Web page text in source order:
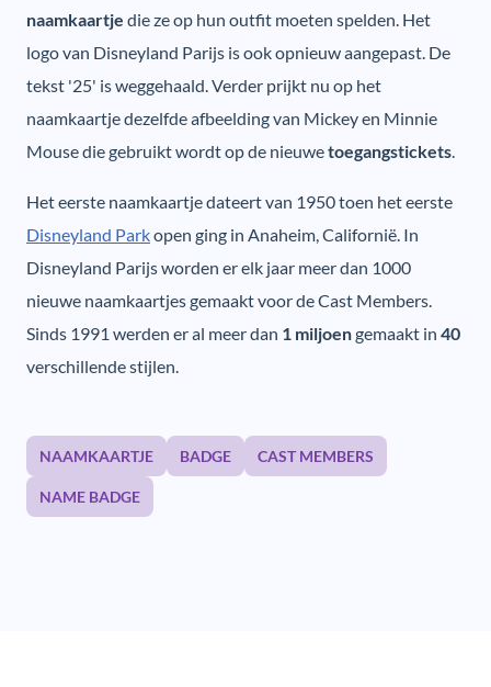
naamkaartje die ze op hun outfit moeten spelden. Het
logo van Disneyland Parijs is ook opnieuw aangepast. De
tekst '25' is weggehaald. Verder prijkt nu op het
naamkaartje dezelfde afbeelding van Mickey en Minnie
Mouse die gebruikt wordt op de nieuwetoegangstickets.
Het eerste naamkaartje dateert van 1950 toen het eerste
Disneyland Parkopen ging in Anaheim, Californië. In
Disneyland Parijs worden er elk jaar meer dan 1000
nieuwe naamkaartjes gemaakt voor de Cast Members.
Sinds 1991 werden er al meer dan 1 miljoengemaakt in 40
verschillende stijlen.
NAAMKAARTJE BADGE CAST MEMBERS
NAME BADGE